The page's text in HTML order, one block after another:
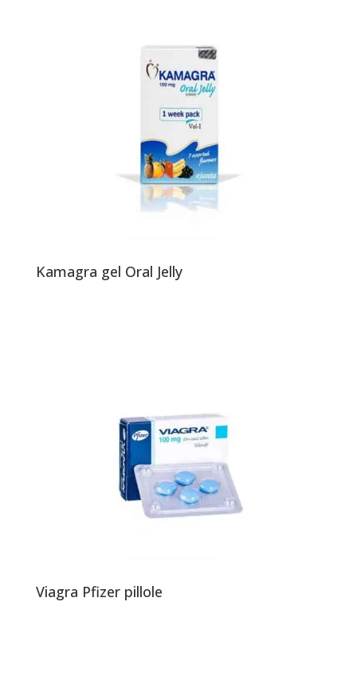
Kamagra gel Oral Jelly
Viagra Pfizer pillole